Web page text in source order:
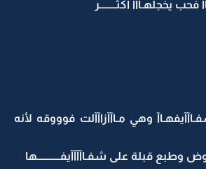
يخجلهـاآآ أكثــــــــر
وهي مـاآآزاآآلت فوووقه لأنه
قبلة على شفـاآآآآيفـــــــــــها